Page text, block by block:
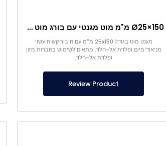
Ø25×150 מ"מ מוט מגנטי עם בורג מוט – ראש בצורת קליע
מגנט מוט בגודל 25x150 מ"מ עם חיבור קשיח עשוי
מניאודימיום ופלדת אל-חלד. מתאים לשימוש בחברות מזון
ופלדת אל-חלד.
Review Product